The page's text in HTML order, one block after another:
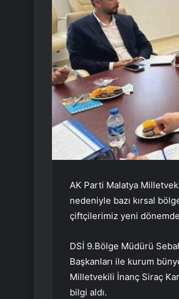
AK Parti Malatya
nedeniyle bazı kırsal
çiftçilerimiz yeni
DSİ 9.Bölge Müdürü
Başkanları ile kurum
Milletvekili İnanç Siraç
bilgi aldı.